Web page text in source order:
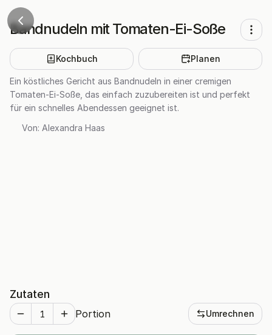
Bandnudeln mit Tomaten-Ei-Soße
Kochbuch Planen
Ein köstliches Gericht aus Bandnudeln in einer cremigen
Tomaten-Ei-Soße, das einfach zuzubereiten ist und perfekt
für ein schnelles Abendessen geeignet ist.
Von: Alexandra Haas
Zutaten
Portion Umrechnen